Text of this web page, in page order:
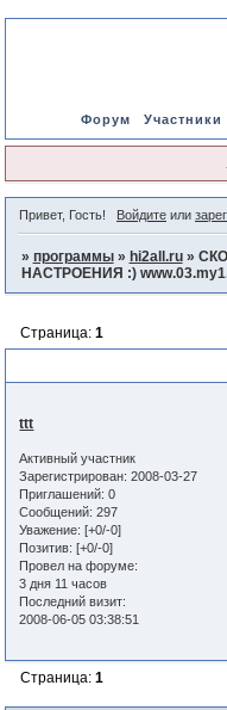
Форум Участники
Привет, Гость! Войдитеили
» программы » hi2all.ru »
НАСТРОЕНИЯ :)
Страница: 1
ttt
Активный участник
Зарегистрирован: 2008-03-27
Приглашений: 0
Сообщений: 297
Уважение: [+0/-0]
Позитив: [+0/-0]
Провел на форуме:
3 дня 11 часов
Последний визит:
2008-06-05 03:38:51
Страница: 1